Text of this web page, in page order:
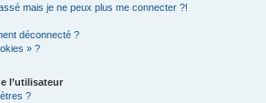
mais je ne peux plus me connecter ?!
déconnecté ?
» ?
l’utilisateur
?